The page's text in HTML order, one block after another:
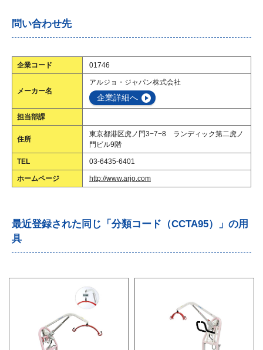
問い合わせ先
企業コード 01746
メーカー名
アルジョ・ジャパン株式会社
企業詳細へ
担当部課
住所
東京都港区虎ノ門3−7−8 ランディック第二虎ノ
門ビル9階
TEL 03-6435-6401
ホームページ http://www.arjo.com
最近登録された同じ「分類コード（CCTA95）」の用
具